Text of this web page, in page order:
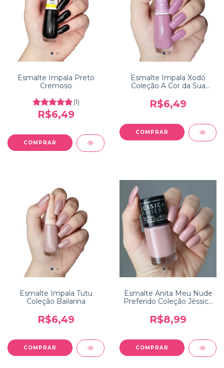
Esmalte Impala Preto
Cremoso
(1)
R$6,49
Esmalte Impala Xodó
Coleção A Cor da Sua
R$6,49
Esmalte Impala Tutu
Coleção Bailarina
R$6,49
Esmalte Anita Meu Nude
Preferido Coleção Jéssica
R$8,99